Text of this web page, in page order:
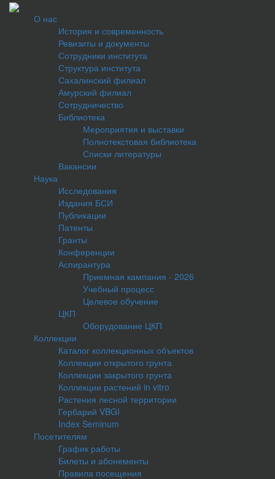
О нас
История и современность
Ревизиты и документы
Сотрудники института
Структура института
Сахалинский филиал
Амурский филиал
Сотрудничество
Библиотека
Мероприятия и выставки
Полнотекстовая библиотека
Списки литературы
Вакансии
Наука
Исследования
Издания БСИ
Публикации
Патенты
Гранты
Конференции
Аспирантура
Приемная кампания - 2026
Учебный процесс
Целевое обучение
ЦКП
Оборудование ЦКП
Коллекции
Каталог коллекционных объектов
Коллекции открытого грунта
Коллекции закрытого грунта
Коллекции растений in vitro
Растения лесной территории
Гербарий VBGI
Index Seminum
Посетителям
График работы
Билеты и абонементы
Правила посещения